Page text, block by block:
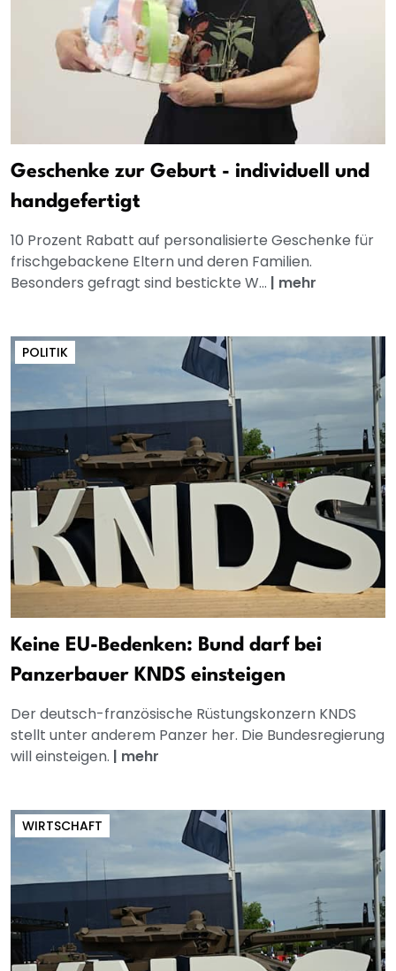
Geschenke zur Geburt - individuell und
handgefertigt
10 Prozent Rabatt auf personalisierte Geschenke für
frischgebackene Eltern und deren Familien.
Besonders gefragt sind bestickte W... | mehr
POLITIK
Keine EU-Bedenken: Bund darf bei
Panzerbauer KNDS einsteigen
Der deutsch-französische Rüstungskonzern KNDS
stellt unter anderem Panzer her. Die Bundesregierung
will einsteigen. | mehr
WIRTSCHAFT